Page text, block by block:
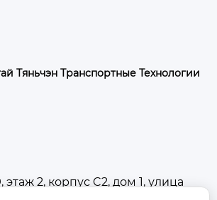
Тяньчэн Транспортные Технологии
2, корпус C2, дом 1, улица